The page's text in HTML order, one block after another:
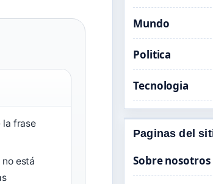
la frase
está
Mundo
Politica
Tecnologia
Paginas del
Sobre nosotros